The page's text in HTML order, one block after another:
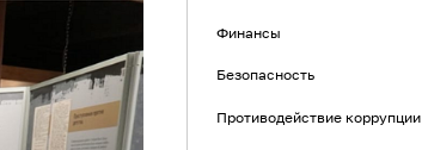
Финансы
Безопасность
Противодействие коррупции